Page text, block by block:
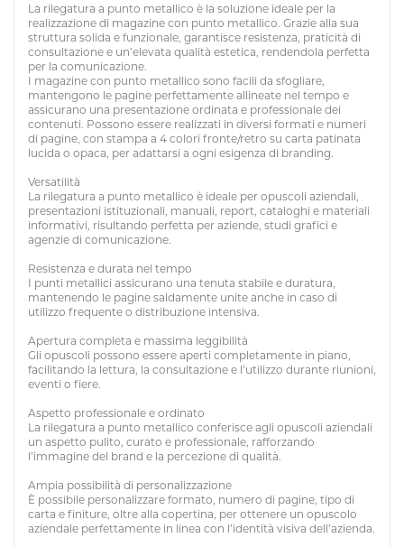
La rilegatura a punto metallico è la soluzione ideale per la
realizzazione di magazine con punto metallico. Grazie alla sua
struttura solida e funzionale, garantisce resistenza, praticità di
consultazione e un’elevata qualità estetica, rendendola perfetta
per la comunicazione.
I magazine con punto metallico sono facili da sfogliare,
mantengono le pagine perfettamente allineate nel tempo e
assicurano una presentazione ordinata e professionale dei
contenuti. Possono essere realizzati in diversi formati e numeri
di pagine, con stampa a 4 colori fronte/retro su carta patinata
lucida o opaca, per adattarsi a ogni esigenza di branding.
Versatilità
La rilegatura a punto metallico è ideale per opuscoli aziendali,
presentazioni istituzionali, manuali, report, cataloghi e materiali
informativi, risultando perfetta per aziende, studi grafici e
agenzie di comunicazione.
Resistenza e durata nel tempo
I punti metallici assicurano una tenuta stabile e duratura,
mantenendo le pagine saldamente unite anche in caso di
utilizzo frequente o distribuzione intensiva.
Apertura completa e massima leggibilità
Gli opuscoli possono essere aperti completamente in piano,
facilitando la lettura, la consultazione e l’utilizzo durante riunioni,
eventi o fiere.
Aspetto professionale e ordinato
La rilegatura a punto metallico conferisce agli opuscoli aziendali
un aspetto pulito, curato e professionale, rafforzando
l’immagine del brand e la percezione di qualità.
Ampia possibilità di personalizzazione
È possibile personalizzare formato, numero di pagine, tipo di
carta e finiture, oltre alla copertina, per ottenere un opuscolo
aziendale perfettamente in linea con l’identità visiva dell’azienda.